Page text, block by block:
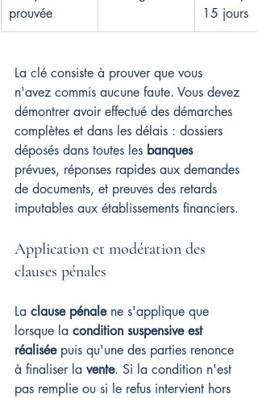
prouvée
15 jours
La clé consiste à prouver que vous
n'avez commis aucune faute. Vous devez
démontrer avoir effectué des démarches
complètes et dans les délais : dossiers
déposés dans toutes les banques
prévues, réponses rapides aux demandes
de documents, et preuves des retards
imputables aux établissements financiers.
Application et modération des
clauses pénales
La clause pénale ne s'applique que
lorsque la condition suspensive est
réalisée puis qu'une des parties renonce
à finaliser la vente. Si la condition n'est
pas remplie ou si le refus intervient hors